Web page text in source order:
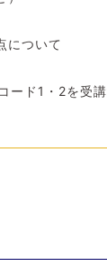
について
ード1・2を受